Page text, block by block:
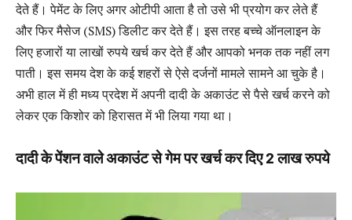
देते हैं। पेमेंट के लिए अगर ओटीपी आता है तो उसे भी प्रयोग कर लेते हैं
और फिर मैसेज (SMS) डिलीट कर देते हैं। इस तरह बच्चे ऑनलाइन के
लिए हजारों या लाखों रुपये खर्च कर देते हैं और आपको भनक तक नहीं लग
पाती। इस समय देश के कई शहरों से ऐसे दर्जनों मामले सामने आ चुके है।
अभी हाल में ही मध्य प्रदेश में अपनी दादी के अकाउंट से पैसे खर्च करने को
लेकर एक किशोर को हिरासत में भी लिया गया था।
दादी के पेंशन वाले अकाउंट से गेम पर खर्च कर दिए 2 लाख रुपये